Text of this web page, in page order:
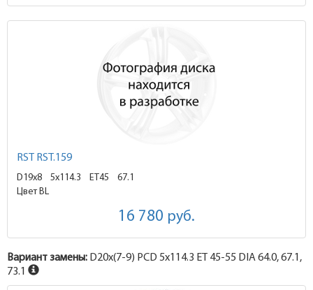
RST RST.159
D19x8 5x114.3 ET45
67.1
Цвет BL
16 780 руб.
Вариант замены: D20x(7-9) PCD 5x114.3 ET 45-55 DIA 64.0, 67.1,
73.1